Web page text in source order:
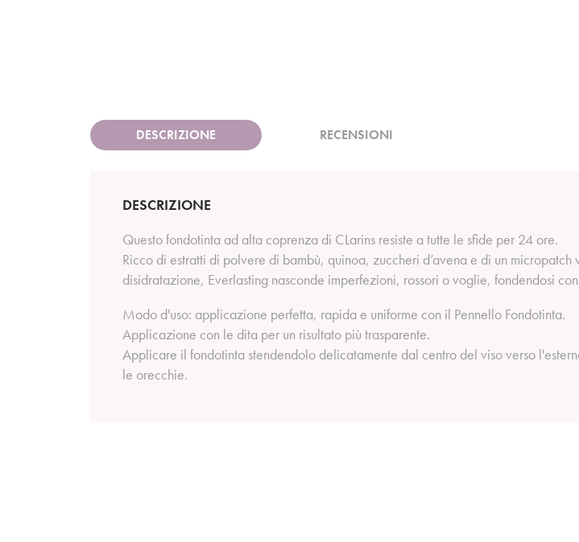
DESCRIZIONE RECENSIONI
DESCRIZIONE
Questo fondotinta ad alta coprenza di CLarins resiste a tutte le sfide per 24 ore.
Ricco di estratti di polvere di bambù, quinoa, zuccheri d’avena e di un
disidratazione, Everlasting nasconde imperfezioni, rossori o voglie, fondendosi
Modo d'uso: applicazione perfetta, rapida e uniforme con il Pennello Fondotinta.
Applicazione con le dita per un risultato più trasparente.
Applicare il fondotinta stendendolo delicatamente dal centro del viso verso
le orecchie.